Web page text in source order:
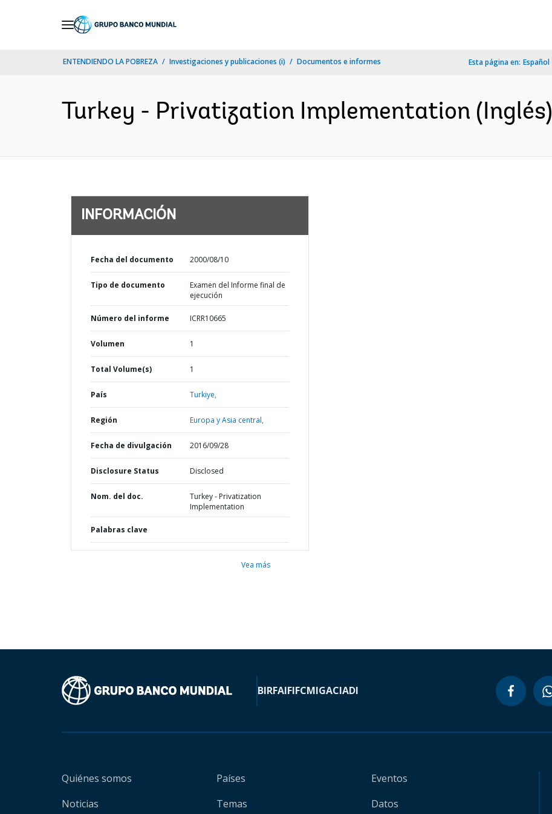
ENTENDIENDO LA POBREZA Investigaciones y publicaciones (i) Documentos e informes Esta página en: Español
Turkey - Privatization Implementation (Inglés)
INFORMACIÓN
Fecha del documento 2000/08/10
Tipo de documento
Examen del Informe final de
ejecución
Número del informe ICRR10665
Volumen 1
Total Volume(s) 1
País Turkiye,
Región Europa y Asia central,
Fecha de divulgación 2016/09/28
Disclosure Status Disclosed
Nom. del doc.
Turkey - Privatization
Implementation
Palabras clave
Vea más
BIRFAIFIFCMIGACIADI
Quiénes somos
Noticias
Países
Temas
Eventos
Datos